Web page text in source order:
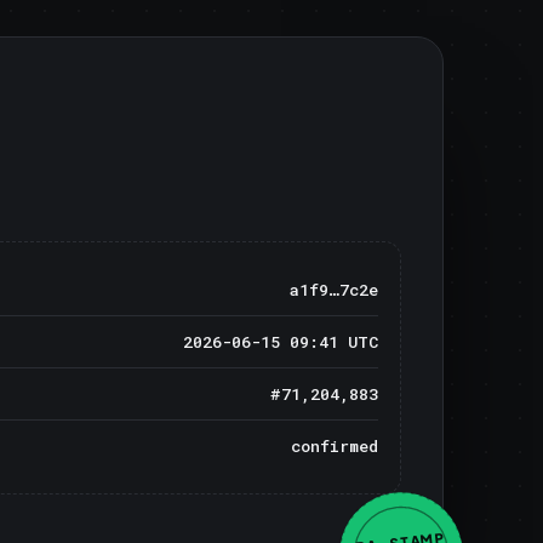
a1f9…7c2e
2026-06-15 09:41 UTC
#71,204,883
confirmed